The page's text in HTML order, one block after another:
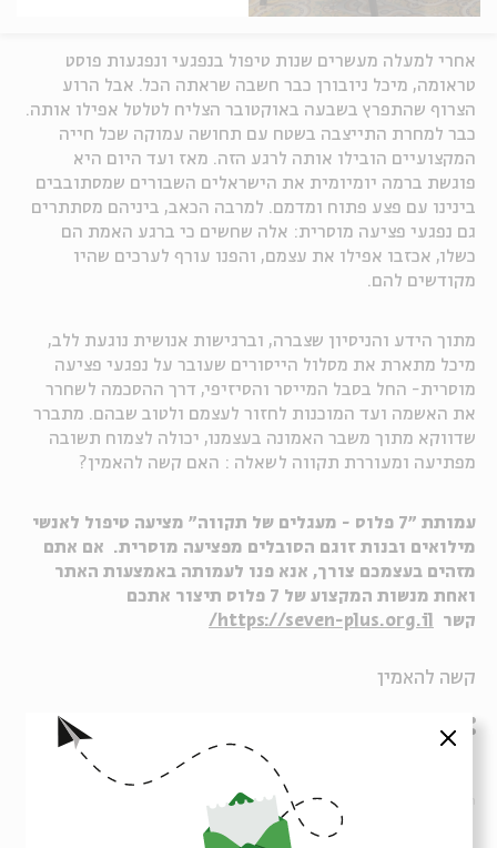
אחרי למעלה מעשרים שנות טיפול בנפגעי ונפגעות פוסט
טראומה, מיכל ניובורן כבר חשבה שראתה הכל. אבל הרוע
הצרוף שהתפרץ בשבעה באוקטובר הצליח לטלטל אפילו אותה.
כבר למחרת התייצבה בשטח עם תחושה עמוקה שכל חייה
המקצועיים הובילו אותה לרגע הזה. מאז ועד היום היא
פוגשת ברמה יומיומית את הישראלים השבורים שמסתובבים
בינינו עם פצע פתוח ומדמם. למרבה הכאב, ביניהם מסתתרים
גם נפגעי פציעה מוסרית: אלה שחשים כי ברגע האמת הם
כשלו, אכזבו אפילו את עצמם, והפנו עורף לערכים שהיו
מקודשים להם.
מתוך הידע והניסיון שצברה, וברגישות אנושית נוגעת ללב,
מיכל מתארת את מסלול הייסורים שעובר על נפגעי פציעה
מוסרית- החל בסבל המייסר והסיזיפי, דרך ההסכמה לשחרר
את האשמה ועד המוכנות לחזור לעצמם ולטוב שבהם. מתברר
שדווקא מתוך משבר האמונה בעצמנו, יכולה לצמוח תשובה
מפתיעה ומעוררת תקווה לשאלה : האם קשה להאמין?
עמותת ״7 פלוס - מעגלים של תקווה״ מציעה טיפול לאנשי
מילואים ובנות זוגם הסובלים מפציעה מוסרית. אם אתם
מזהים בעצמכם צורך, אנא פנו לעמותה באמצעות האתר
ואחת מנשות המקצוע של 7 פלוס תיצור אתכם
קשר
https://seven-plus.org.il
/
קשה להאמין
קשה להאמין משברי אמונה
השבעה באוקטובר
סגור